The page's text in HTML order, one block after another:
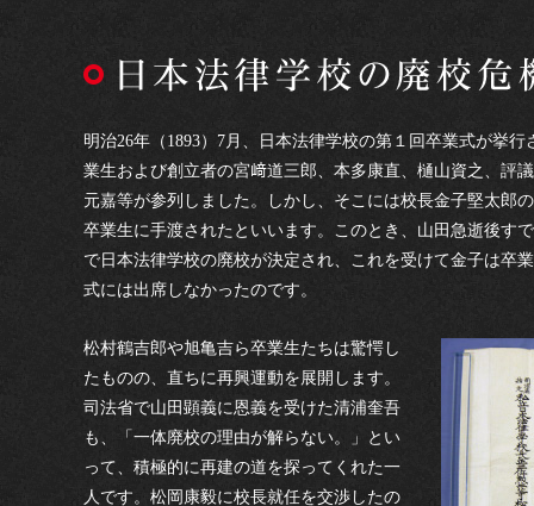
明治26年（1893）7月、日本法律学校の第１回卒業式が挙
業生および創立者の宮﨑道三郎、本多康直、樋山資之、評
元嘉等が参列しました。しかし、そこには校長金子堅太郎
卒業生に手渡されたといいます。このとき、山田急逝後す
で日本法律学校の廃校が決定され、これを受けて金子は卒
式には出席しなかったのです。
松村鶴吉郎や旭亀吉ら卒業生たちは驚愕し
たものの、直ちに再興運動を展開します。
司法省で山田顕義に恩義を受けた清浦奎吾
も、「一体廃校の理由が解らない。」とい
って、積極的に再建の道を探ってくれた一
人です。松岡康毅に校長就任を交渉したの